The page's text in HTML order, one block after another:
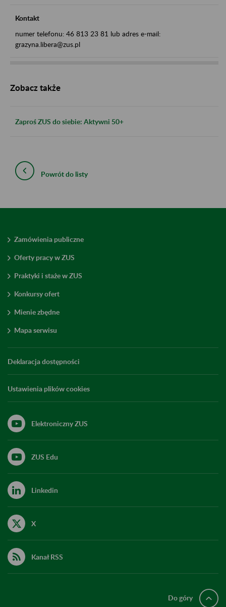
Kontakt
numer telefonu: 46 813 23 81 lub adres e-mail:
grazyna.libera@zus.pl
Zobacz także
Zaproś ZUS do siebie: Aktywni 50+
Powrót do listy
Zamówienia publiczne
Oferty pracy w ZUS
Praktyki i staże w ZUS
Konkursy ofert
Mienie zbędne
Mapa serwisu
Deklaracja dostępności
Ustawienia plików cookies
Elektroniczny ZUS
ZUS Edu
Linkedin
X
Kanał RSS
Do góry